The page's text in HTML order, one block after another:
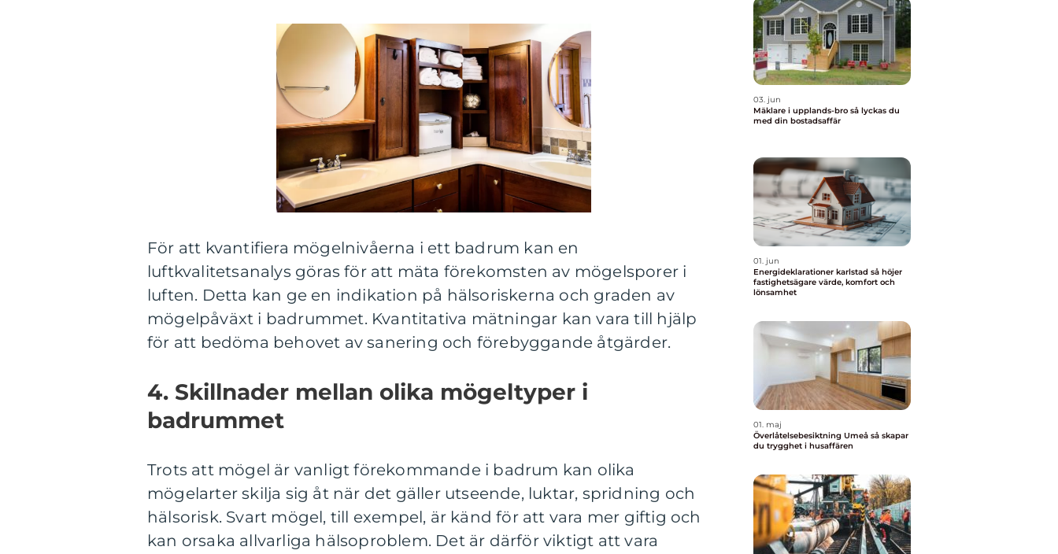
För att kvantifiera mögelnivåerna i ett badrum kan en
luftkvalitetsanalys göras för att mäta förekomsten av mögelsporer i
luften. Detta kan ge en indikation på hälsoriskerna och graden av
mögelpåväxt i badrummet. Kvantitativa mätningar kan vara till hjälp
för att bedöma behovet av sanering och förebyggande åtgärder.
4. Skillnader mellan olika mögeltyper i
badrummet
Trots att mögel är vanligt förekommande i badrum kan olika
mögelarter skilja sig åt när det gäller utseende, luktar, spridning och
hälsorisk. Svart mögel, till exempel, är känd för att vara mer giftig och
kan orsaka allvarliga hälsoproblem. Det är därför viktigt att vara
03. jun
Mäklare i upplands-bro så lyckas du
med din bostadsaffär
01. jun
Energideklarationer karlstad så höjer
fastighetsägare värde, komfort och
lönsamhet
01. maj
Överlåtelsebesiktning Umeå så skapar
du trygghet i husaffären